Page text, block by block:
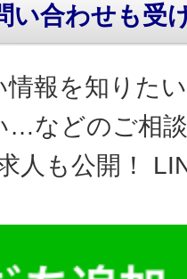
い合わせも受
情報を知りた
…などのご相
人も公開！